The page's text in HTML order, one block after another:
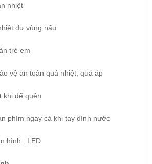
nhiệt
dư vùng nấu
trẻ em
an toàn quá nhiệt, quá áp
để quên
ngay cả khi tay dính nước
: LED